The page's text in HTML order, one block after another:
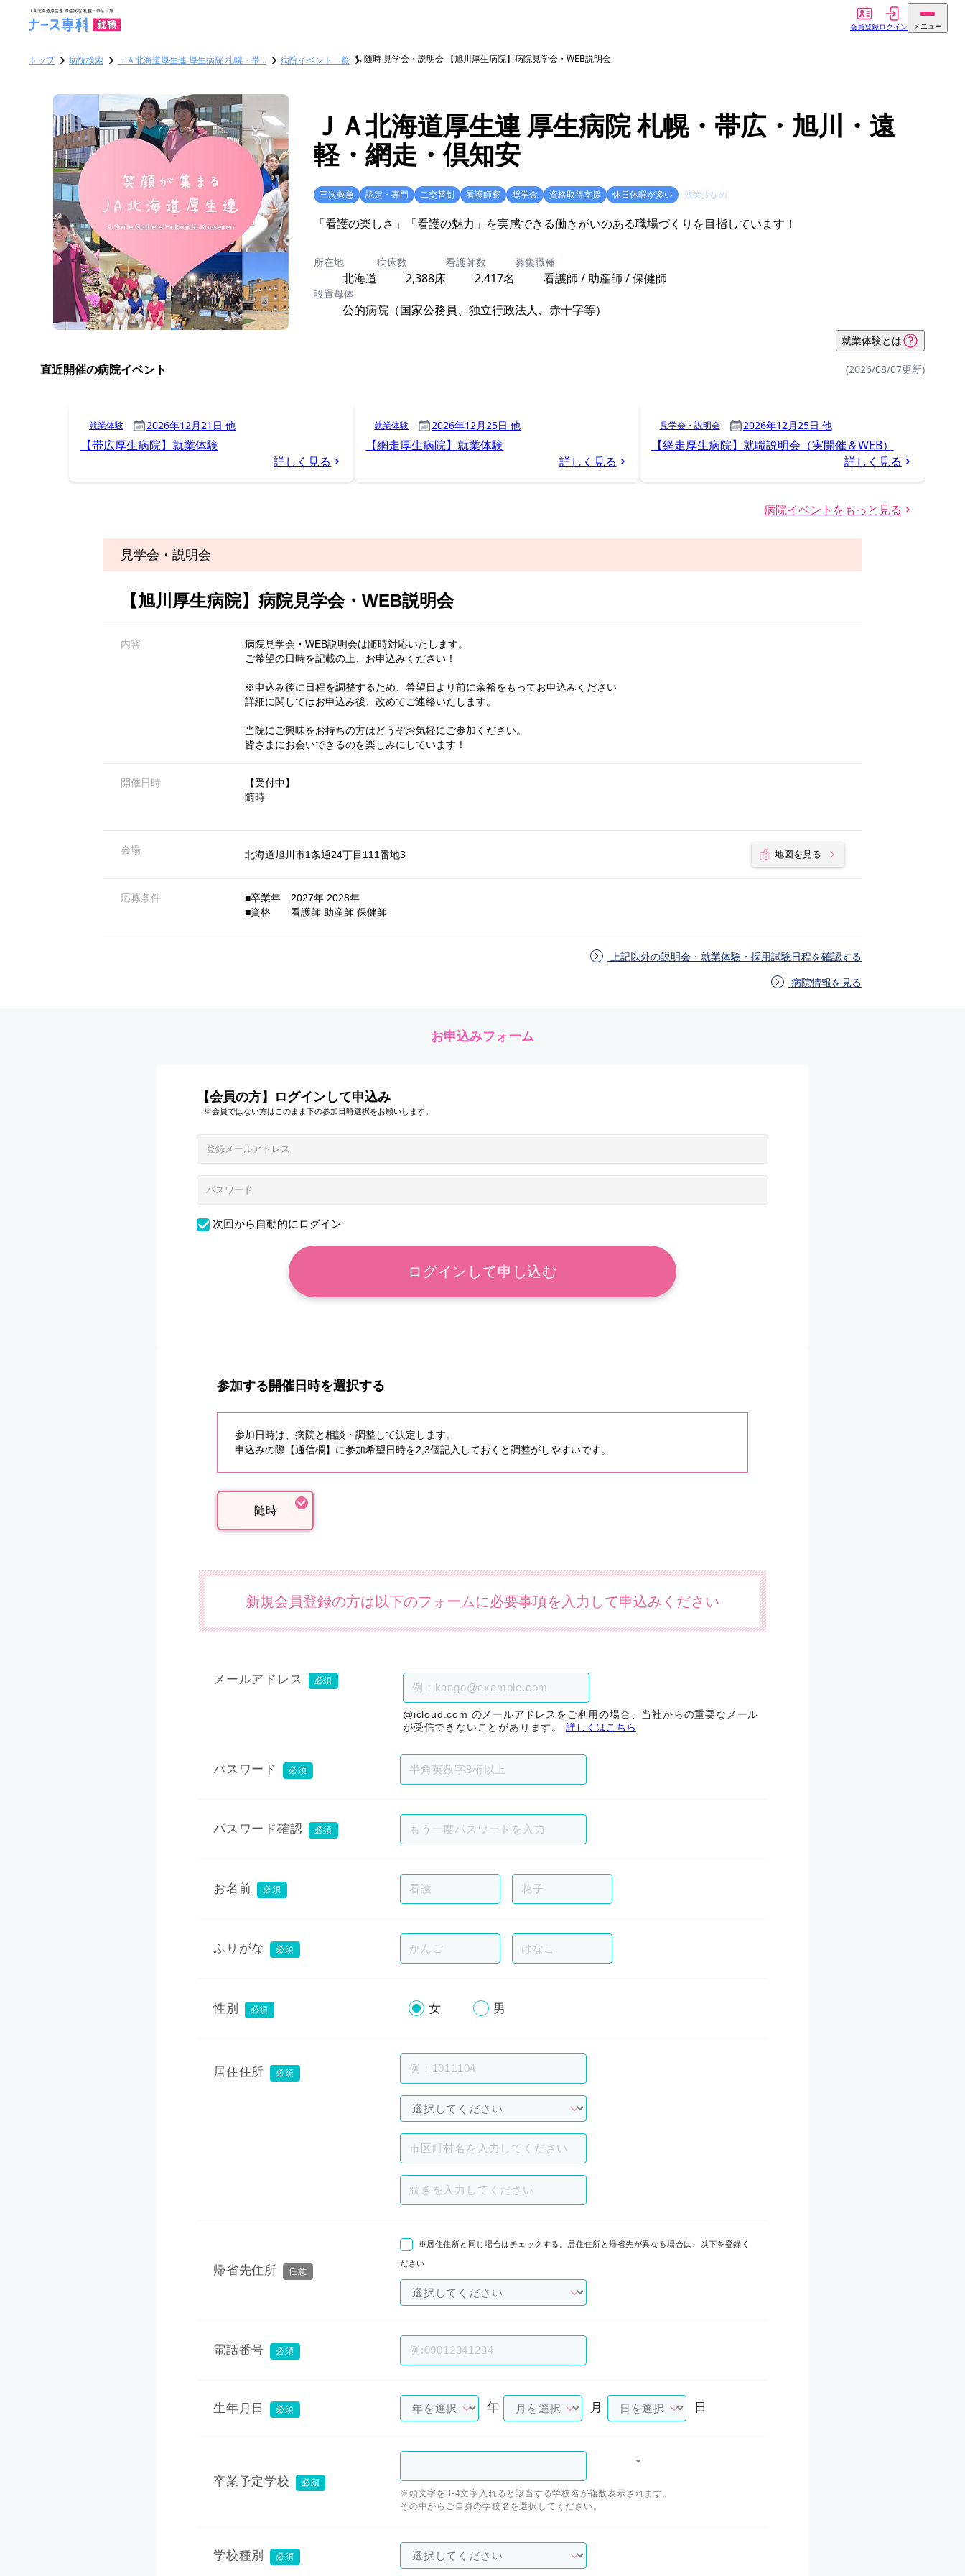
見学会・説明会
【旭川厚生病院】病院見学会・WEB説明会
内容
病院見学会・WEB説明会は随時対応いたします。
ご希望の日時を記載の上、お申込みください！
※申込み後に日程を調整するため、希望日より前に余裕をもってお申込みください
詳細に関してはお申込み後、改めてご連絡いたします。
当院にご興味をお持ちの方はどうぞお気軽にご参加ください。
皆さまにお会いできるのを楽しみにしています！
開催日時
【受付中】
随時
会場 北海道旭川市1条通24丁目111番地3 地図を見る
応募条件
■卒業年 2027年 2028年
■資格 看護師 助産師 保健師
上記以外の説明会・就業体験・採用試験日程を確認する
病院情報を見る
お申込みフォーム
【会員の方】ログインして申込み
※会員ではない方はこのまま下の参加日時選択をお願いします。
次回から自動的にログイン
参加する開催日時を選択する
参加日時は、病院と相談・調整して決定します。
申込みの際【通信欄】に参加希望日時を2,3個記入しておくと調整がしやすいです。
随時
新規会員登録の方は以下のフォームに必要事項を入力して申込みください
メールアドレス 必須
@icloud.com のメールアドレスをご利用の場合、当社からの重要なメール
が受信できないことがあります。 詳しくはこちら
パスワード 必須
パスワード確認 必須
お名前 必須
ふりがな 必須
性別 必須 女 男
居住住所 必須
帰省先住所 任意
※居住住所と同じ場合はチェックする。居住住所と帰省先が異なる場合は、以下を登録く
ださい
電話番号 必須
生年月日 必須 年 月 日
卒業予定学校
必須
※頭文字を3-4文字入れると該当する学校名が複数表示されます。
その中からご自身の学校名を選択してください。
学校種別 必須